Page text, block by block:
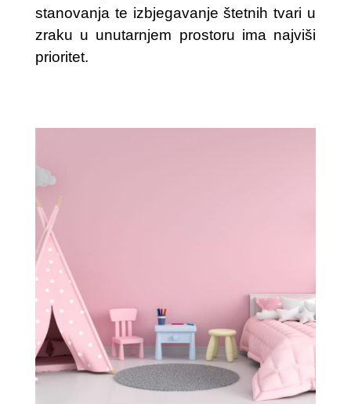
stanovanja te izbjegavanje štetnih tvari u
zraku u unutarnjem prostoru ima najviši
prioritet.